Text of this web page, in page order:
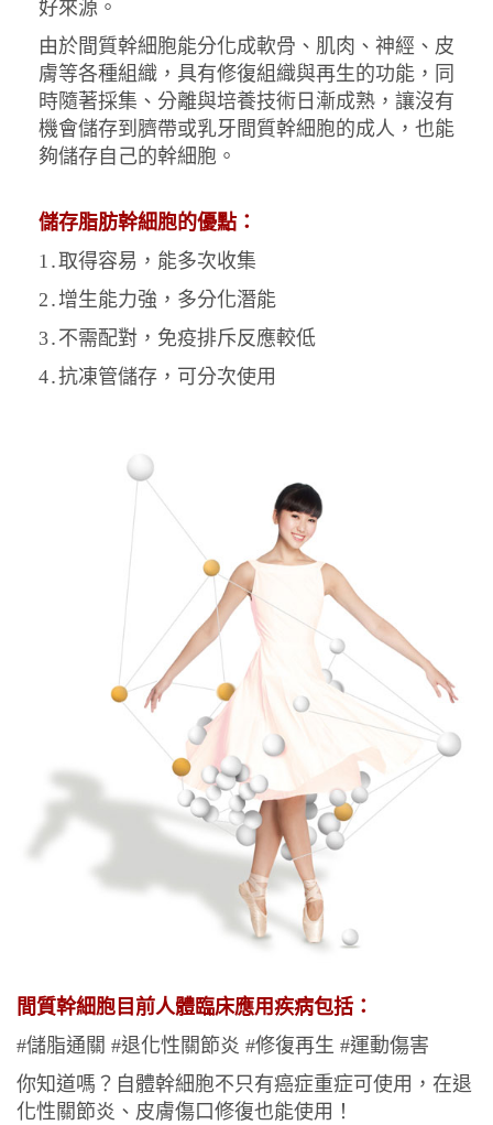
好來源。
由於間質幹細胞能分化成軟骨、肌肉、神經、皮
膚等各種組織， 具有修復組織與再生的功能，同
時隨著採集、分離與培養技術日漸成熟， 讓沒有
機會儲存到臍帶或乳牙間質幹細胞的成人， 也能
夠儲存自己的幹細胞。
儲存脂肪幹細胞的優點：
1․取得容易，能多次收集
2․ 增生能力強，多分化潛能
3․ 不需配對，免疫排斥反應較低
4․抗凍管儲存，可分次使用
間質幹細胞目前人體臨床應用疾病包括：
#儲脂通關 #退化性關節炎 #修復再生 #運動傷害
你知道嗎 ？ 自體幹細胞不只有癌症重症可使用，在退
化性關節炎 、皮膚傷口修復也能使用 ！